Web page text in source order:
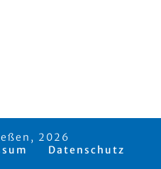
2026
Datenschutz